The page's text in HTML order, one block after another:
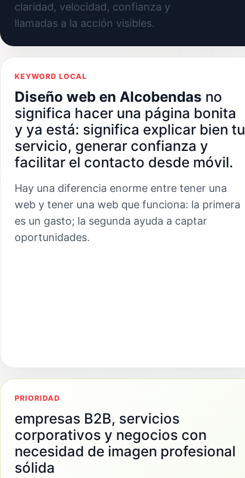
claridad, velocidad, confianza y
llamadas a la acción visibles.
KEYWORD LOCAL
Diseño web en Alcobendas no
significa hacer una página bonita
y ya está: significa explicar bien tu
servicio, generar confianza y
facilitar el contacto desde móvil.
Hay una diferencia enorme entre tener una
web y tener una web que funciona: la primera
es un gasto; la segunda ayuda a captar
oportunidades.
PRIORIDAD
empresas B2B, servicios
corporativos y negocios con
necesidad de imagen profesional
sólida